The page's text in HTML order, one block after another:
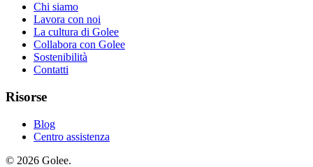
Chi siamo
Lavora con noi
La cultura di Golee
Collabora con Golee
Sostenibilità
Contatti
Risorse
Blog
Centro assistenza
© 2026 Golee.